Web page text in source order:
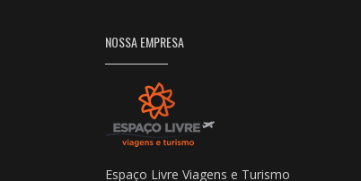
NOSSA EMPRESA
Espaço Livre Viagens e Turismo